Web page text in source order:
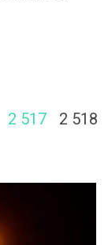
2 517 2 518